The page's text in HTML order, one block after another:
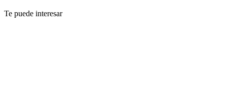
Te puede interesar